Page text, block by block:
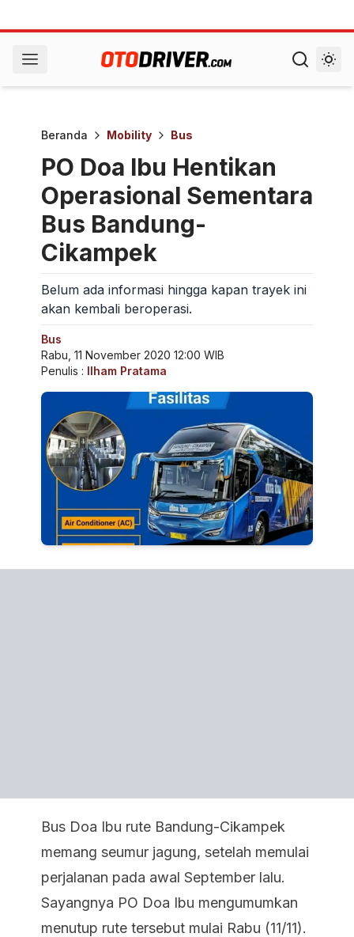
Beranda Mobility Bus
PO Doa Ibu Hentikan
Operasional Sementara
Bus Bandung-
Cikampek
Belum ada informasi hingga kapan trayek ini
akan kembali beroperasi.
Bus
Rabu, 11 November 2020 12:00 WIB
Penulis : Ilham Pratama
Bus Doa Ibu rute Bandung-Cikampek
memang seumur jagung, setelah memulai
perjalanan pada awal September lalu.
Sayangnya PO Doa Ibu mengumumkan
menutup rute tersebut mulai Rabu (11/11).